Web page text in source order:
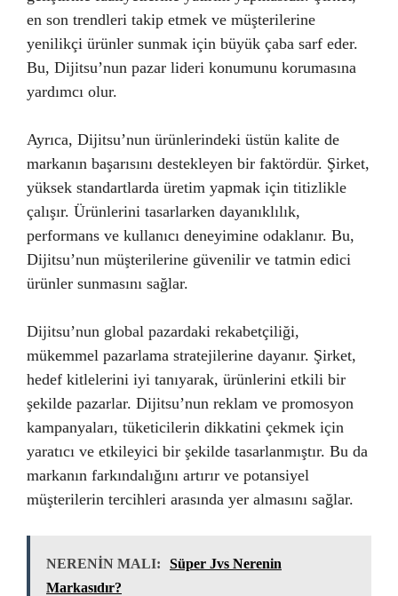
en son trendleri takip etmek ve müşterilerine
yenilikçi ürünler sunmak için büyük çaba sarf eder.
Bu, Dijitsu’nun pazar lideri konumunu korumasına
yardımcı olur.
Ayrıca, Dijitsu’nun ürünlerindeki üstün kalite de
markanın başarısını destekleyen bir faktördür. Şirket,
yüksek standartlarda üretim yapmak için titizlikle
çalışır. Ürünlerini tasarlarken dayanıklılık,
performans ve kullanıcı deneyimine odaklanır. Bu,
Dijitsu’nun müşterilerine güvenilir ve tatmin edici
ürünler sunmasını sağlar.
Dijitsu’nun global pazardaki rekabetçiliği,
mükemmel pazarlama stratejilerine dayanır. Şirket,
hedef kitlelerini iyi tanıyarak, ürünlerini etkili bir
şekilde pazarlar. Dijitsu’nun reklam ve promosyon
kampanyaları, tüketicilerin dikkatini çekmek için
yaratıcı ve etkileyici bir şekilde tasarlanmıştır. Bu da
markanın farkındalığını artırır ve potansiyel
müşterilerin tercihleri arasında yer almasını sağlar.
NERENİN MALI:
Süper Jvs Nerenin
Markasıdır?